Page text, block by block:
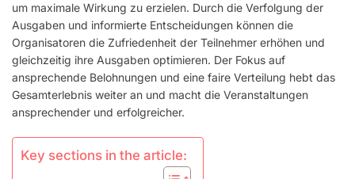
OPTIMIERUNG
DER
NUTZUNG
um maximale Wirkung zu erzielen. Durch die Verfolgung der
Ausgaben und informierte Entscheidungen können die
Organisatoren die Zufriedenheit der Teilnehmer erhöhen und
gleichzeitig ihre Ausgaben optimieren. Der Fokus auf
ansprechende Belohnungen und eine faire Verteilung hebt das
Gesamterlebnis weiter an und macht die Veranstaltungen
ansprechender und erfolgreicher.
Key sections in the article: